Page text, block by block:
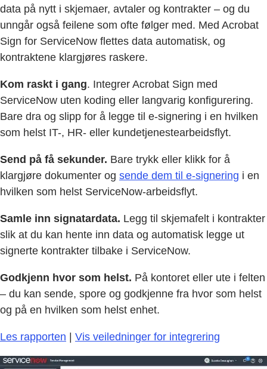
data på nytt i skjemaer, avtaler og kontrakter – og du
unngår også feilene som ofte følger med. Med Acrobat
Sign for ServiceNow flettes data automatisk, og
kontraktene klargjøres raskere.
Kom raskt i gang. Integrer Acrobat Sign med
ServiceNow uten koding eller langvarig konfigurering.
Bare dra og slipp for å legge til e-signering i en hvilken
som helst IT-, HR- eller kundetjenestearbeidsflyt.
Send på få sekunder. Bare trykk eller klikk for å
klargjøre dokumenter og sende dem til e-signering i en
hvilken som helst ServiceNow-arbeidsflyt.
Samle inn signatardata. Legg til skjemafelt i kontrakter
slik at du kan hente inn data og automatisk legge ut
signerte kontrakter tilbake i ServiceNow.
Godkjenn hvor som helst. På kontoret eller ute i felten
– du kan sende, spore og godkjenne fra hvor som helst
og på en hvilken som helst enhet.
Les rapporten Vis veiledninger for integrering